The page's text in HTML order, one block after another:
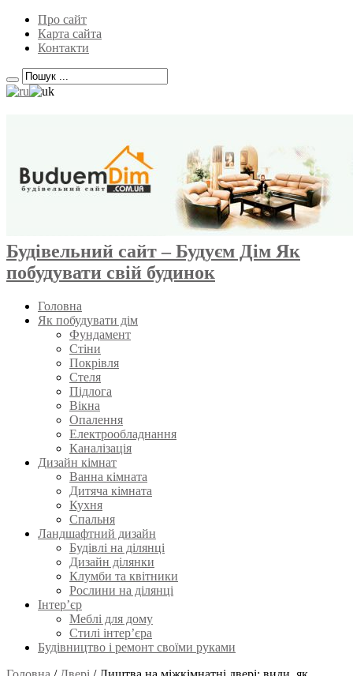
Про сайт
Карта сайта
Контакти
Будівельний сайт – Будуєм Дім Як
побудувати свій будинок
Головна
Як побудувати дім
Фундамент
Стіни
Покрівля
Стеля
Підлога
Вікна
Опалення
Електрообладнання
Каналізація
Дизайн кімнат
Ванна кімната
Дитяча кімната
Кухня
Спальня
Ландшафтний дизайн
Будівлі на ділянці
Дизайн ділянки
Клумби та квітники
Рослини на ділянці
Інтер’єр
Меблі для дому
Стилі інтер’єра
Будівництво і ремонт своїми руками